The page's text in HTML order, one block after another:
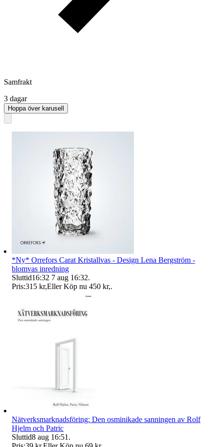
Samfrakt
3 dagar
Hoppa över karusell
*Ny* Orrefors Carat Kristallvas - Design Lena Bergström -
blomvas inredning
Sluttid16:32 7 aug 16:32.
Pris:315 kr,Eller Köp nu 450 kr,.
Nätverksmarknadsföring: Den osminikade sanningen av Rolf
Hjelm och Patric
Sluttid8 aug 16:51 .